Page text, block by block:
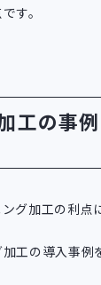
す。
工の事例
グ加工の利点
工の導入事例